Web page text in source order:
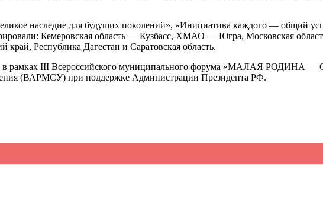
наследие для будущих поколений», «Инициатива каждого — общий
Кемеровская область — Кузбасс, ХМАО — Югра, Московская
Республика Дагестан и Саратовская область.
в рамках III Всероссийского муниципального форума «МАЛАЯ
(ВАРМСУ) при поддержке Администрации Президента РФ.